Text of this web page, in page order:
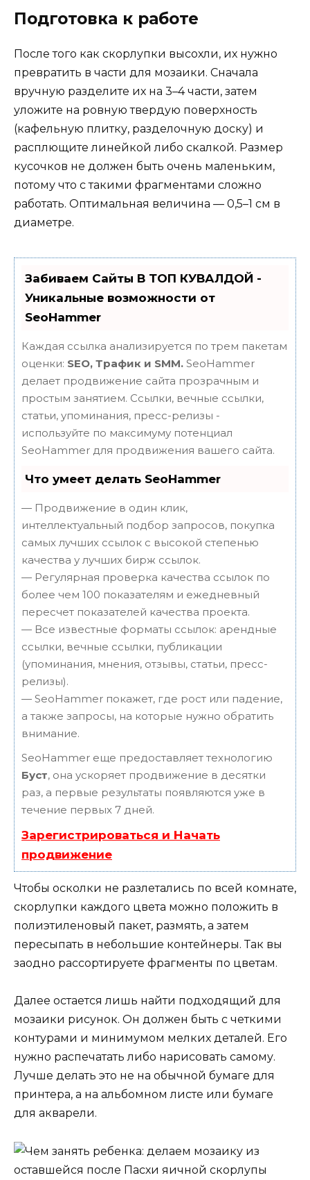
Подготовка к работе
После того как скорлупки высохли, их нужно
превратить в части для мозаики. Сначала
вручную разделите их на 3–4 части, затем
уложите на ровную твердую поверхность
(кафельную плитку, разделочную доску) и
расплющите линейкой либо скалкой. Размер
кусочков не должен быть очень маленьким,
потому что с такими фрагментами сложно
работать. Оптимальная величина — 0,5–1 см в
диаметре.
Забиваем Сайты В ТОП КУВАЛДОЙ -
Уникальные возможности от
SeoHammer
Каждая ссылка анализируется по трем пакетам
оценки: SEO, Трафик и SMM. SeoHammer
делает продвижение сайта прозрачным и
простым занятием. Ссылки, вечные ссылки,
статьи, упоминания, пресс-релизы -
используйте по максимуму потенциал
SeoHammer для продвижения вашего сайта.
Что умеет делать SeoHammer
— Продвижение в один клик,
интеллектуальный подбор запросов, покупка
самых лучших ссылок с высокой степенью
качества у лучших бирж ссылок.
— Регулярная проверка качества ссылок по
более чем 100 показателям и ежедневный
пересчет показателей качества проекта.
— Все известные форматы ссылок: арендные
ссылки, вечные ссылки, публикации
(упоминания, мнения, отзывы, статьи, пресс-
релизы).
— SeoHammer покажет, где рост или падение,
а также запросы, на которые нужно обратить
внимание.
SeoHammer еще предоставляет технологию
Буст, она ускоряет продвижение в десятки
раз, а первые результаты появляются уже в
течение первых 7 дней.
Зарегистрироваться и Начать
продвижение
Чтобы осколки не разлетались по всей комнате,
скорлупки каждого цвета можно положить в
полиэтиленовый пакет, размять, а затем
пересыпать в небольшие контейнеры. Так вы
заодно рассортируете фрагменты по цветам.
Далее остается лишь найти подходящий для
мозаики рисунок. Он должен быть с четкими
контурами и минимумом мелких деталей. Его
нужно распечатать либо нарисовать самому.
Лучше делать это не на обычной бумаге для
принтера, а на альбомном листе или бумаге
для акварели.